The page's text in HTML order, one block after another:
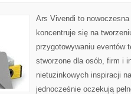
Ars Vivendi to
koncentruje się na
przygotowywaniu eventów
stworzone dla osób, firm i
nietuzinkowych inspiracji
jednocześnie oczekują